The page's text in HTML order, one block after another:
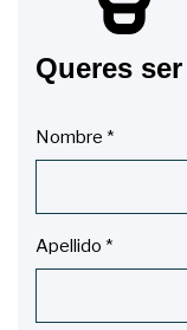
Queres
Nombre *
Apellido *